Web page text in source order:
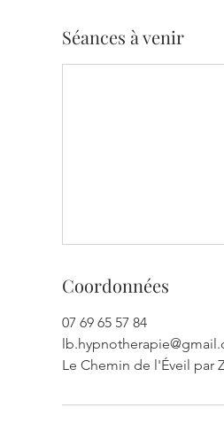
Séances à venir
Coordonnées
07 69 65 57 84
Le Chemin de l'Éveil par